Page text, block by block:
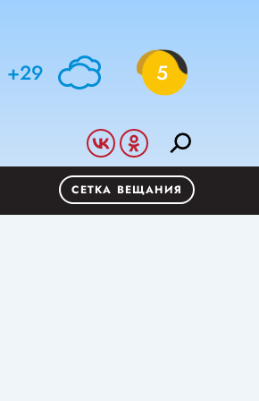
+29 5
СЕТКА ВЕЩАНИЯ